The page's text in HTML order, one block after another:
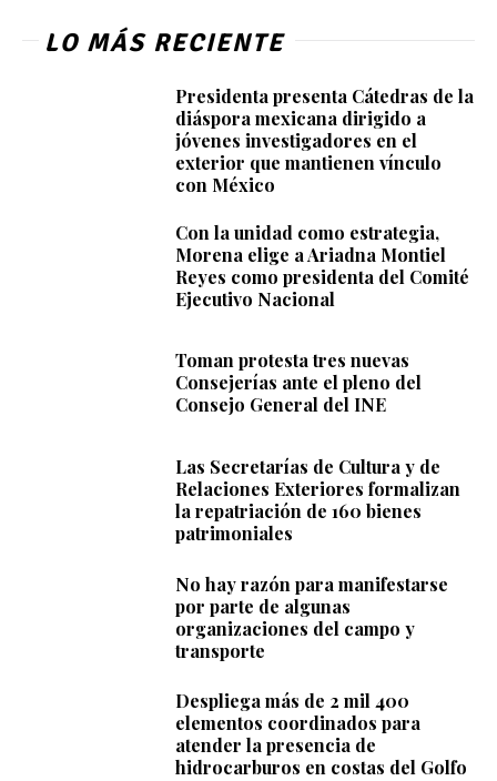
LO MÁS RECIENTE
Presidenta presenta Cátedras de la
diáspora mexicana dirigido a
jóvenes investigadores en el
exterior que mantienen vínculo
con México
Con la unidad como estrategia,
Morena elige a Ariadna Montiel
Reyes como presidenta del Comité
Ejecutivo Nacional
Toman protesta tres nuevas
Consejerías ante el pleno del
Consejo General del INE
Las Secretarías de Cultura y de
Relaciones Exteriores formalizan
la repatriación de 160 bienes
patrimoniales
No hay razón para manifestarse
por parte de algunas
organizaciones del campo y
transporte
Despliega más de 2 mil 400
elementos coordinados para
atender la presencia de
hidrocarburos en costas del Golfo